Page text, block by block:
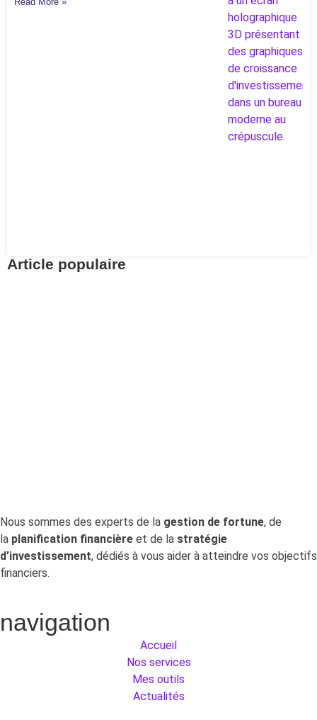
Article populaire
Nous sommes des experts de la gestion de fortune, de
la planification financière et de la stratégie
d’investissement, dédiés à vous aider à atteindre vos objectifs
financiers.
navigation
Accueil
Nos services
Mes outils
Actualités